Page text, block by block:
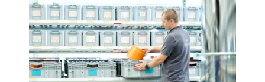
Jetzt Lagerbedarf mieten